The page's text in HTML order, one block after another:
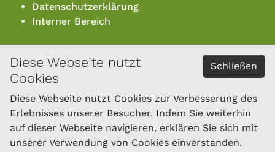
Schließen
Diese Webseite nutzt
Cookies
Diese Webseite nutzt Cookies zur Verbesserung des
Erlebnisses unserer Besucher. Indem Sie weiterhin
auf dieser Webseite navigieren, erklären Sie sich mit
unserer Verwendung von Cookies einverstanden.
Datenschutzerklärung
Interner Bereich
KONTAKT
Österreichischer Bundesverband für Schafe und
Ziegen
Dresdner Straße 89/B1/18
1200 Wien
Tel.: 01/334 17 21-40